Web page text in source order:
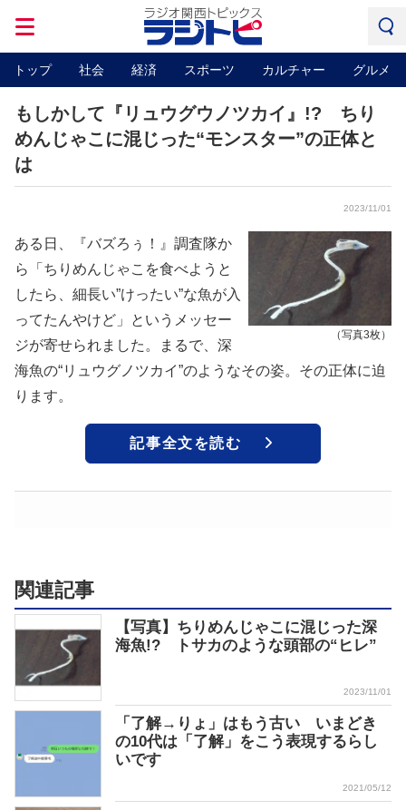
トップ 社会 経済 スポーツ カルチャー グルメ
もしかして『リュウグウノツカイ』!? ちり
めんじゃこに混じった“モンスター”の正体と
は
2023/11/01
（写真3枚）
ある日、『バズろぅ！』調査隊か
ら「ちりめんじゃこを食べようと
したら、細長い”けったい”な魚が入
ってたんやけど」というメッセー
ジが寄せられました。まるで、深
海魚の“リュウグノツカイ”のようなその姿。その正体に迫
ります。
記事全文を読む
関連記事
【写真】ちりめんじゃこに混じった深
海魚!? トサカのような頭部の“ヒレ”
2023/11/01
「了解→りょ」はもう古い いまどき
の10代は「了解」をこう表現するらし
いです
2021/05/12